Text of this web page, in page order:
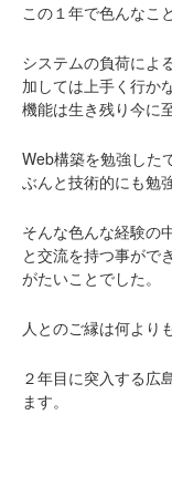
この１年で色んなこ
システムの負荷によ
加しては上手く行か
機能は生き残り今に
Web構築を勉強した
ぶんと技術的にも勉
そんな色んな経験の
と交流を持つ事ができ
がたいことでした。
人とのご縁は何より
２年目に突入する広
ます。